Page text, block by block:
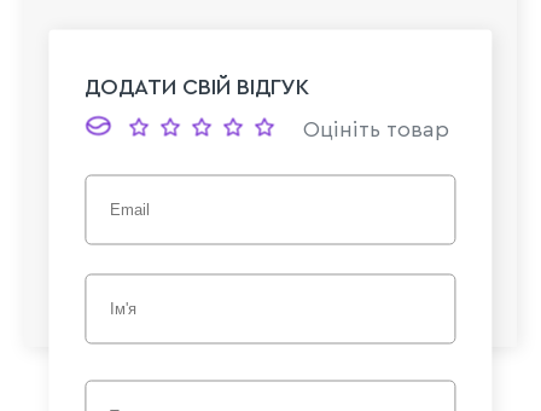
ДОДАТИ СВІЙ ВІДГУК
Оцініть товар